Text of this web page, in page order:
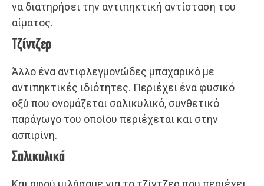
να διατηρήσει την αντιπηκτική αντίσταση του
αίματος.
Τζίντζερ
Άλλο ένα αντιφλεγμονώδες μπαχαρικό με
αντιπηκτικές ιδιότητες. Περιέχει ένα φυσικό
οξύ που ονομάζεται σαλικυλικό, συνθετικό
παράγωγο του οποίου περιέχεται και στην
ασπιρίνη.
Σαλικυλικά